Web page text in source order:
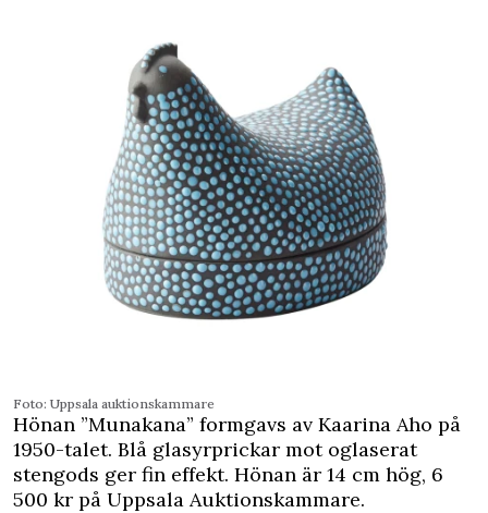
Foto: Uppsala auktionskammare
Hönan ”Munakana” formgavs av Kaarina Aho på
1950-talet. Blå glasyrprickar mot oglaserat
stengods ger fin effekt. Hönan är 14 cm hög, 6
500 kr på Uppsala Auktionskammare.